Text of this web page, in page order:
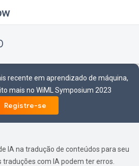
recente em aprendizado de máquina,
mais no WiML Symposium 2023
Registre-se
IA na tradução de conteúdos para seu
com IA podem ter erros.